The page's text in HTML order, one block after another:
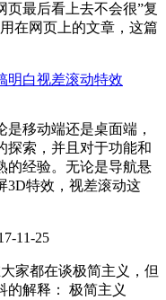
页最后看上去不会很”复
在网页上的文章，这篇
明白视差滚动特效
移动端还是桌面端，
探索，并且对于功能和
的经验。无论是导航悬
3D特效，视差滚动这
11-25
家都在谈极简主义，但
的解释： 极简主义